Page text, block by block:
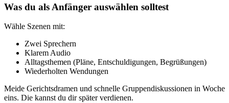
Was du als Anfänger auswählen solltest
Wähle Szenen mit:
Zwei Sprechern
Klarem Audio
Alltagsthemen (Pläne, Entschuldigungen, Begrüßungen)
Wiederholten Wendungen
Meide Gerichtsdramen und schnelle Gruppendiskussionen in Woche
eins. Die kannst du dir später verdienen.